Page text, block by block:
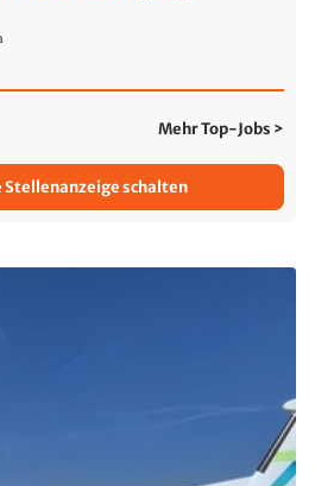
Mehr Top-Jobs >
Stellenanzeige schalten